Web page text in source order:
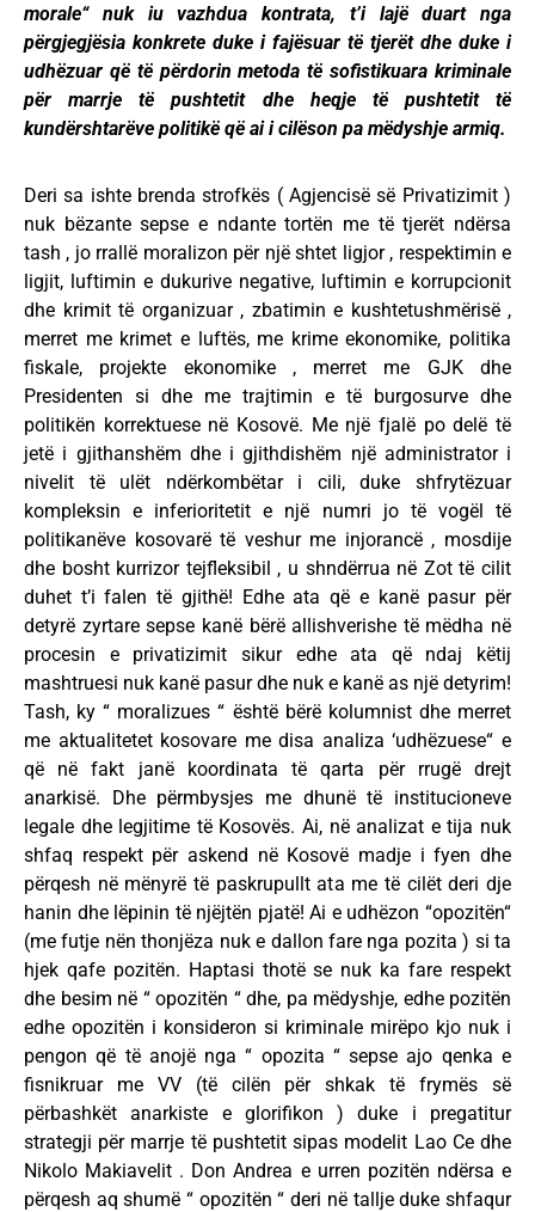
morale“ nuk iu vazhdua kontrata, t’i lajë duart nga
përgjegjësia konkrete duke i fajësuar të tjerët dhe duke i
udhëzuar që të përdorin metoda të sofistikuara kriminale
për marrje të pushtetit dhe heqje të pushtetit të
kundërshtarëve politikë që ai i cilëson pa mëdyshje armiq.
Deri sa ishte brenda strofkës ( Agjencisë së Privatizimit )
nuk bëzante sepse e ndante tortën me të tjerët ndërsa
tash , jo rrallë moralizon për një shtet ligjor , respektimin e
ligjit, luftimin e dukurive negative, luftimin e korrupcionit
dhe krimit të organizuar , zbatimin e kushtetushmërisë ,
merret me krimet e luftës, me krime ekonomike, politika
fiskale, projekte ekonomike , merret me GJK dhe
Presidenten si dhe me trajtimin e të burgosurve dhe
politikën korrektuese në Kosovë. Me një fjalë po delë të
jetë i gjithanshëm dhe i gjithdishëm një administrator i
nivelit të ulët ndërkombëtar i cili, duke shfrytëzuar
kompleksin e inferioritetit e një numri jo të vogël të
politikanëve kosovarë të veshur me injorancë , mosdije
dhe bosht kurrizor tejfleksibil , u shndërrua në Zot të cilit
duhet t’i falen të gjithë! Edhe ata që e kanë pasur për
detyrë zyrtare sepse kanë bërë allishverishe të mëdha në
procesin e privatizimit sikur edhe ata që ndaj këtij
mashtruesi nuk kanë pasur dhe nuk e kanë as një detyrim!
Tash, ky “ moralizues “ është bërë kolumnist dhe merret
me aktualitetet kosovare me disa analiza ‘udhëzuese“ e
që në fakt janë koordinata të qarta për rrugë drejt
anarkisë. Dhe përmbysjes me dhunë të institucioneve
legale dhe legjitime të Kosovës. Ai, në analizat e tija nuk
shfaq respekt për askend në Kosovë madje i fyen dhe
përqesh në mënyrë të paskrupullt ata me të cilët deri dje
hanin dhe lëpinin të njëjtën pjatë! Ai e udhëzon “opozitën“
(me futje nën thonjëza nuk e dallon fare nga pozita ) si ta
hjek qafe pozitën. Haptasi thotë se nuk ka fare respekt
dhe besim në “ opozitën “ dhe, pa mëdyshje, edhe pozitën
edhe opozitën i konsideron si kriminale mirëpo kjo nuk i
pengon që të anojë nga “ opozita “ sepse ajo qenka e
fisnikruar me VV (të cilën për shkak të frymës së
përbashkët anarkiste e glorifikon ) duke i pregatitur
strategji për marrje të pushtetit sipas modelit Lao Ce dhe
Nikolo Makiavelit . Don Andrea e urren pozitën ndërsa e
përqesh aq shumë “ opozitën “ deri në tallje duke shfaqur